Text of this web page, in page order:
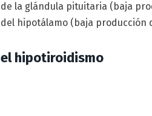
la glándula pituitaria (baja
hipotálamo (baja producción
hipotiroidismo